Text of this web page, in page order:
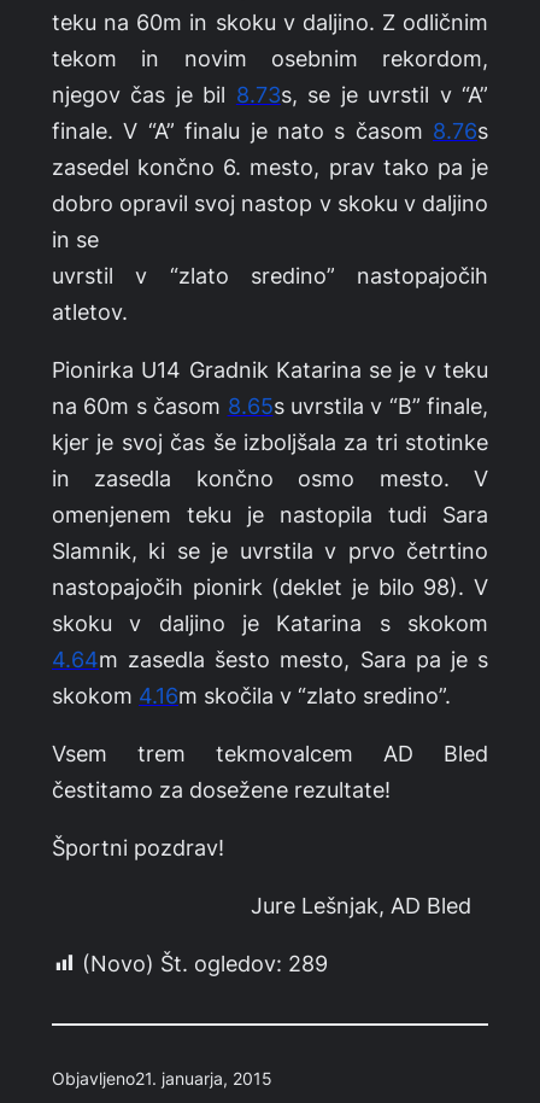
teku na 60m in skoku v daljino. Z odličnim
tekom in novim osebnim rekordom,
njegov čas je bil 8.73s, se je uvrstil v “A”
finale. V “A” finalu je nato s časom 8.76s
zasedel končno 6. mesto, prav tako pa je
dobro opravil svoj nastop v skoku v daljino
in se
uvrstil v “zlato sredino” nastopajočih
atletov.
Pionirka U14 Gradnik Katarina se je v teku
na 60m s časom 8.65s uvrstila v “B” finale,
kjer je svoj čas še izboljšala za tri stotinke
in zasedla končno osmo mesto. V
omenjenem teku je nastopila tudi Sara
Slamnik, ki se je uvrstila v prvo četrtino
nastopajočih pionirk (deklet je bilo 98). V
skoku v daljino je Katarina s skokom
4.64m zasedla šesto mesto, Sara pa je s
skokom 4.16m skočila v “zlato sredino”.
Vsem trem tekmovalcem AD Bled
čestitamo za dosežene rezultate!
Športni pozdrav!
Jure Lešnjak, AD Bled
(Novo) Št. ogledov: 289
Objavljeno21. januarja, 2015